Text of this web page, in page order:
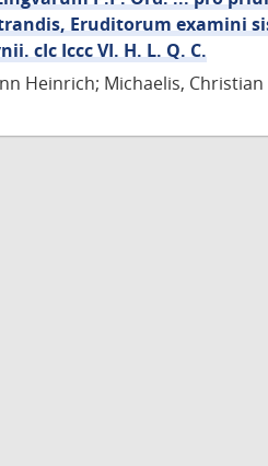
Eruditorum examini
cIc Iccc VI. H. L. Q. C.
Heinrich; Michaelis,